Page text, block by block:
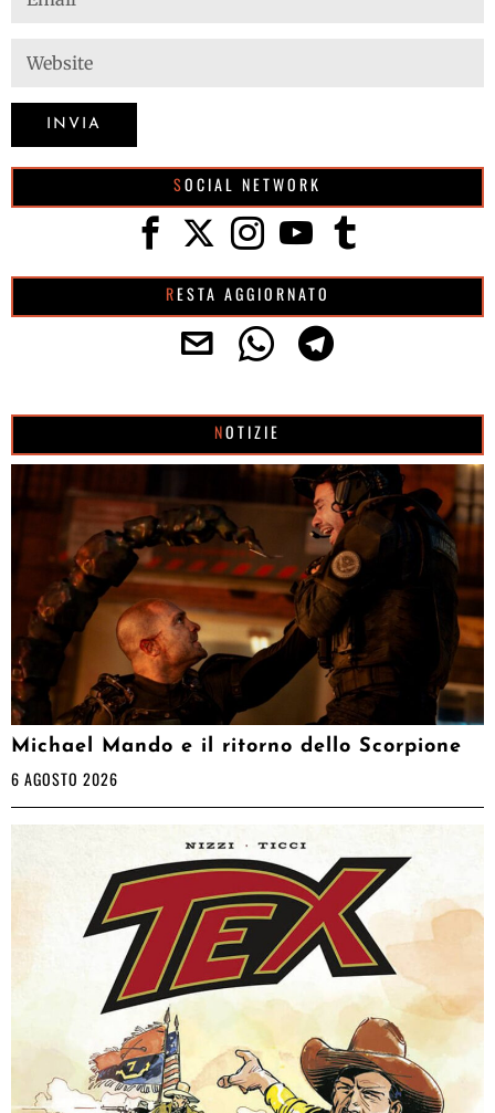
SOCIAL NETWORK
RESTA AGGIORNATO
NOTIZIE
Michael Mando e il ritorno dello Scorpione
6 AGOSTO 2026